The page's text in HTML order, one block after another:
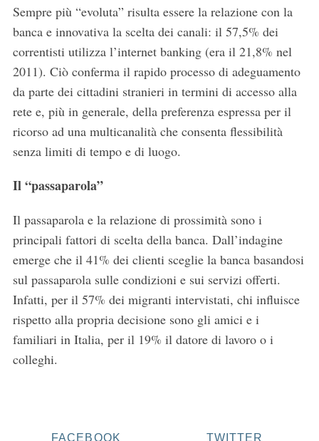
Sempre più “evoluta” risulta essere la relazione con la
banca e innovativa la scelta dei canali: il 57,5% dei
correntisti utilizza l’internet banking (era il 21,8% nel
2011). Ciò conferma il rapido processo di adeguamento
da parte dei cittadini stranieri in termini di accesso alla
rete e, più in generale, della preferenza espressa per il
ricorso ad una multicanalità che consenta flessibilità
senza limiti di tempo e di luogo.
Il “passaparola”
Il passaparola e la relazione di prossimità sono i
principali fattori di scelta della banca. Dall’indagine
emerge che il 41% dei clienti sceglie la banca basandosi
sul passaparola sulle condizioni e sui servizi offerti.
Infatti, per il 57% dei migranti intervistati, chi influisce
rispetto alla propria decisione sono gli amici e i
familiari in Italia, per il 19% il datore di lavoro o i
colleghi.
FACEBOOK TWITTER
S
e
r
c